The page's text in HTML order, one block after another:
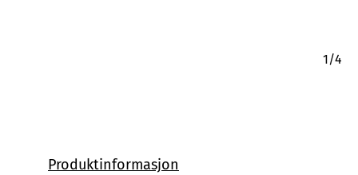
1/4
Produktinformasjon